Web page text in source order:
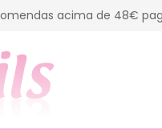
acima de 48€